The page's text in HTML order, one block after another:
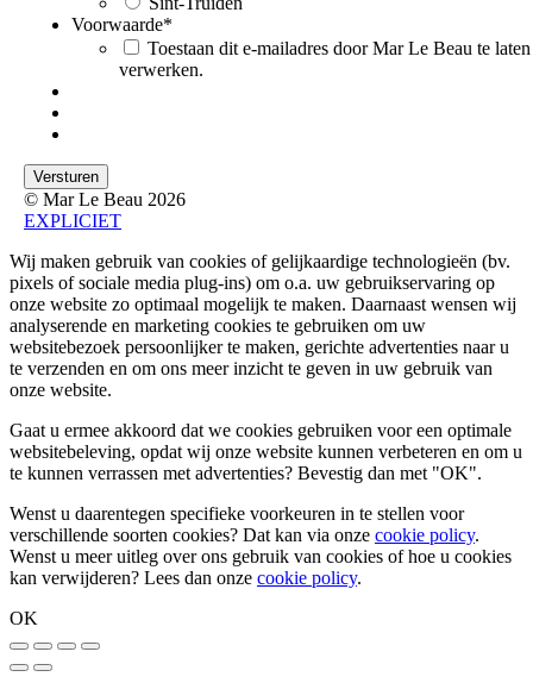
Voorwaarde*
Toestaan dit e-mailadres door Mar Le Beau te laten
verwerken.
© Mar Le Beau 2026
EXPLICIET
Wij maken gebruik van cookies of gelijkaardige technologieën (bv.
pixels of sociale media plug-ins) om o.a. uw gebruikservaring op
onze website zo optimaal mogelijk te maken. Daarnaast wensen wij
analyserende en marketing cookies te gebruiken om uw
websitebezoek persoonlijker te maken, gerichte advertenties naar u
te verzenden en om ons meer inzicht te geven in uw gebruik van
onze website.
Gaat u ermee akkoord dat we cookies gebruiken voor een optimale
websitebeleving, opdat wij onze website kunnen verbeteren en om u
te kunnen verrassen met advertenties? Bevestig dan met "OK".
Wenst u daarentegen specifieke voorkeuren in te stellen voor
verschillende soorten cookies? Dat kan via onze cookie policy.
Wenst u meer uitleg over ons gebruik van cookies of hoe u cookies
kan verwijderen? Lees dan onze cookie policy.
OK